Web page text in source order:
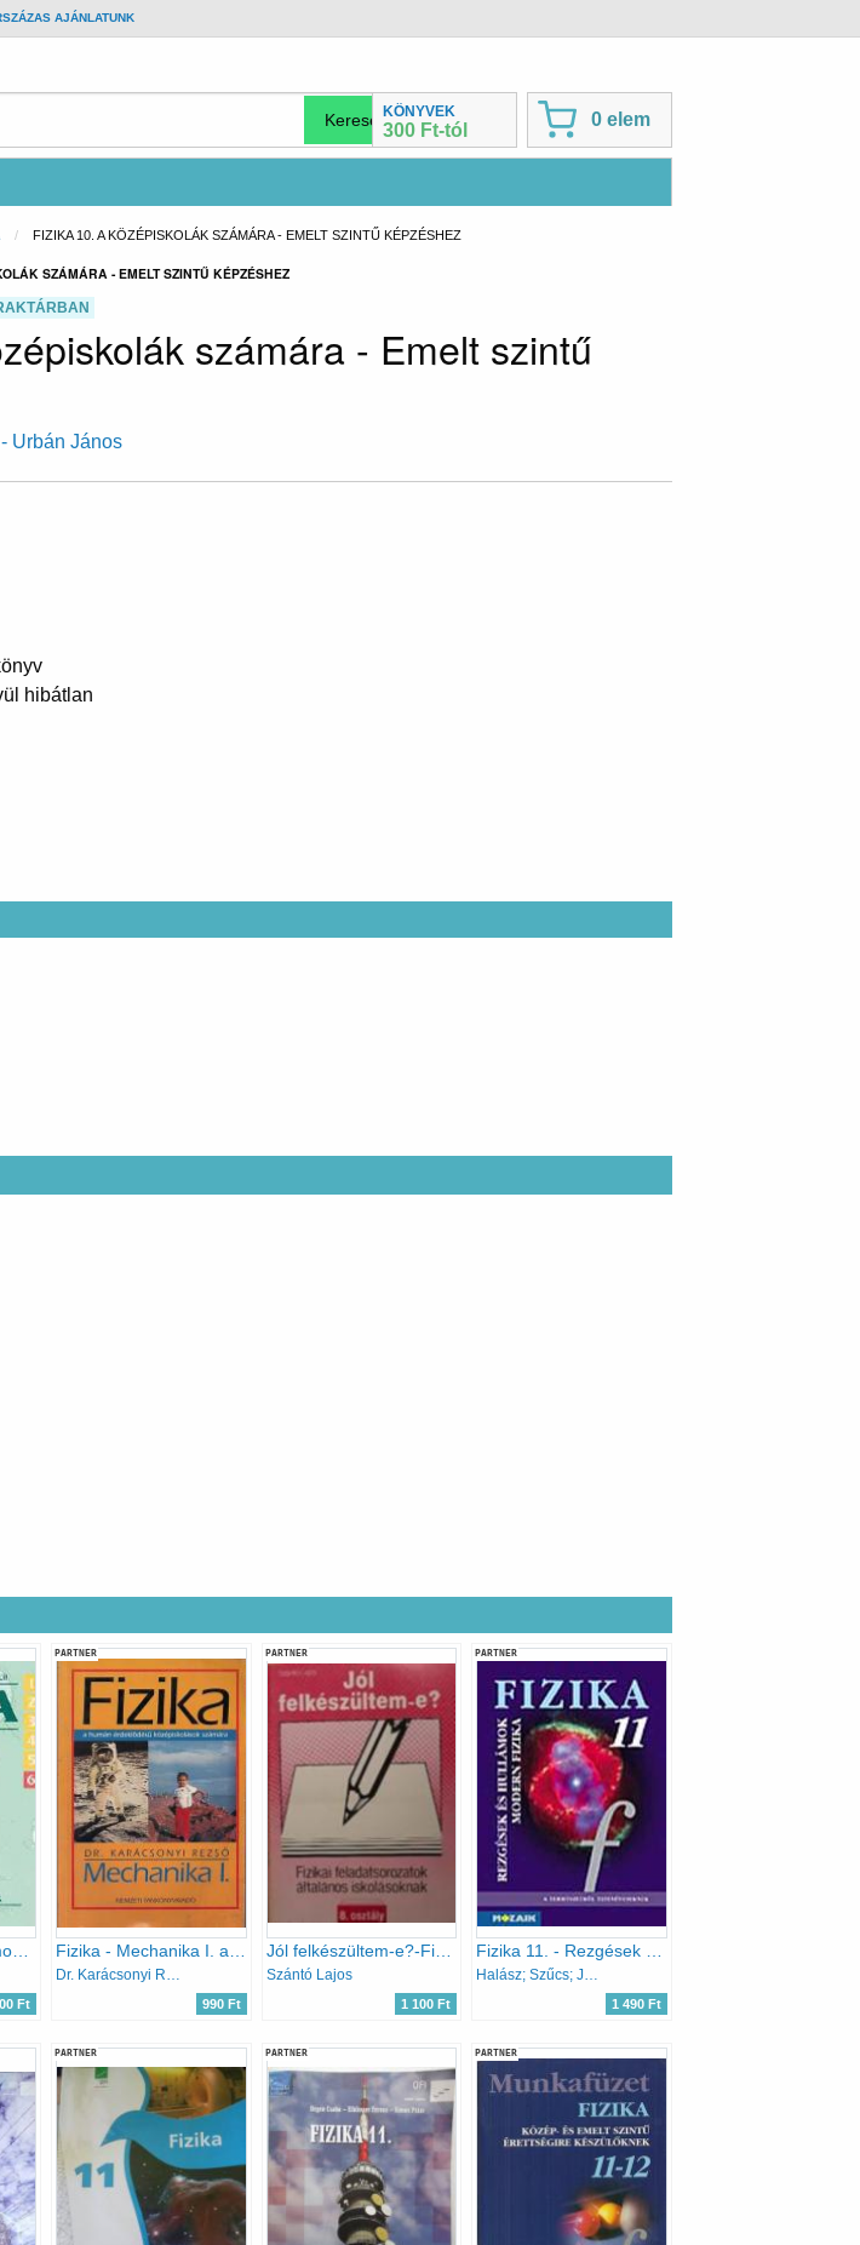
AJÁNLATUNK
KÖNYVEK
300 Ft-tól
0 elem
CURRENT:
FIZIKA 10. A KÖZÉPISKOLÁK SZÁMÁRA - EMELT SZINTŰ KÉPZÉSHEZ
SZÁMÁRA - EMELT SZINTŰ KÉPZÉSHEZ
számára - Emelt szintű
Urbán János
hibátlan
Fizika 6/6. Optika, modern fizika, csillagászat
Ft
PARTNER
Fizika - Mechanika I. a humán érdeklődésű középiskolások számára
Dr. Karácsonyi Rezső
990 Ft
PARTNER
Jól felkészültem-e?-Fizikai feladatsorozatok általános iskolásoknak 8.
Szántó Lajos
1 100 Ft
PARTNER
Fizika 11. - Rezgések és hullámok. Modern fiz. tk.
Halász; Szűcs; Jurisits
1 490 Ft
PARTNER PARTNER PARTNER